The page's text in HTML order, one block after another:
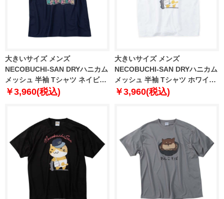
大きいサイズ メンズ
NECOBUCHI-SAN DRYハニカム
メッシュ 半袖 Tシャツ ネイビー
1258-6241-2 3L 4L 5L 6L 8L
￥3,960(税込)
大きいサイズ メンズ
NECOBUCHI-SAN DRYハニカム
メッシュ 半袖 Tシャツ ホワイト
1258-6242-1 3L 4L 5L 6L 8L
￥3,960(税込)